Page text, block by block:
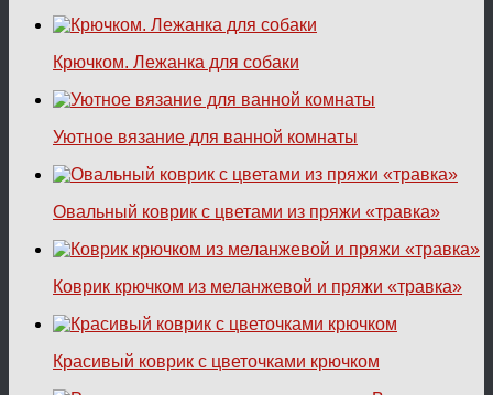
Крючком. Лежанка для собаки
Уютное вязание для ванной комнаты
Овальный коврик с цветами из пряжи «травка»
Коврик крючком из меланжевой и пряжи «травка»
Красивый коврик с цветочками крючком